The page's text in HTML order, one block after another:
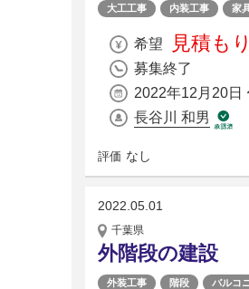
大工工事 内装工事 家
希望 見積も
募集終了
2022年12月20日
長谷川 和男
評価 なし
2022.05.01
千葉県
外階段の建設
外装工事 階段 バルコ